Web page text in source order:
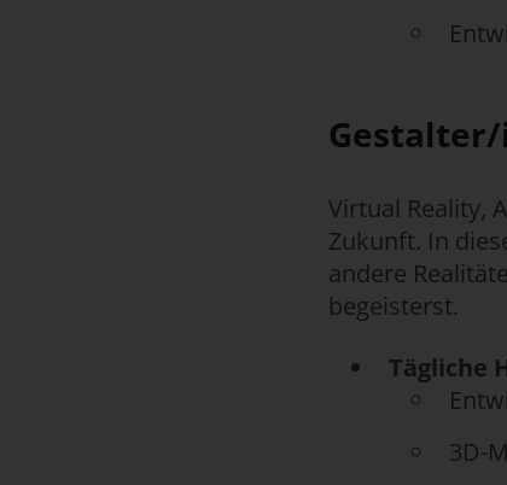
Virtual Reality,
Zukunft. In
andere
begeisterst.
Tägliche
3D-